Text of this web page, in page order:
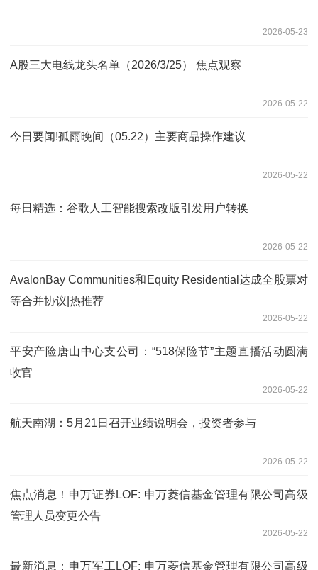
2026-05-23
A股三大电线龙头名单（2026/3/25） 焦点观察
2026-05-22
今日要闻!孤雨晚间（05.22）主要商品操作建议
2026-05-22
每日精选：谷歌人工智能搜索改版引发用户转换
2026-05-22
AvalonBay Communities和Equity Residential达成全股票对
等合并协议|热推荐
2026-05-22
平安产险唐山中心支公司：“518保险节”主题直播活动圆满
收官
2026-05-22
航天南湖：5月21日召开业绩说明会，投资者参与
2026-05-22
焦点消息！申万证券LOF: 申万菱信基金管理有限公司高级
管理人员变更公告
2026-05-22
最新消息：申万军工LOF: 申万菱信基金管理有限公司高级